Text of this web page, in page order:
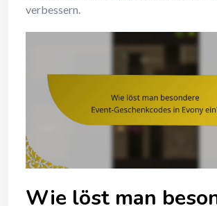
verbessern.
Wie löst man